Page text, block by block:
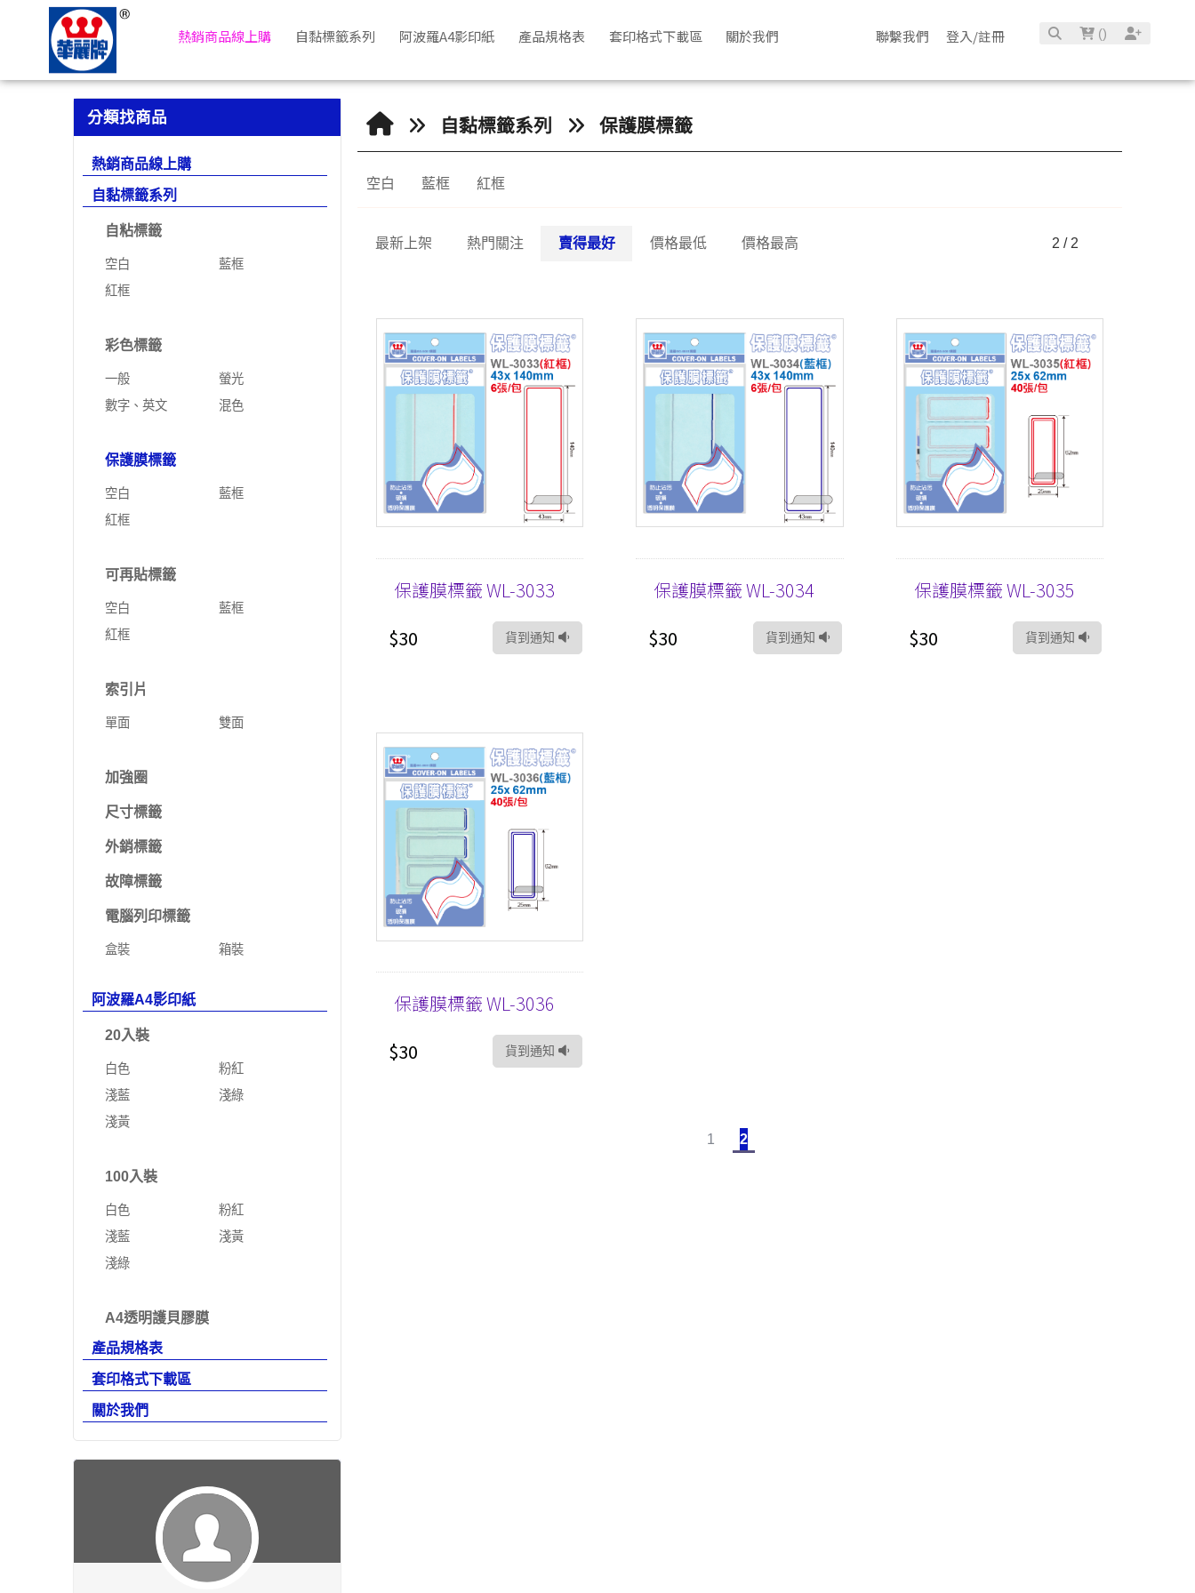
保護膜標籤 | 華麗牌自粘標籤
聯繫我們 登入/註冊 ()
熱銷商品線上購 自黏標籤系列 阿波羅A4影印紙 產品規格表 套印格式下載區 關於我們
分類找商品
熱銷商品線上購
自黏標籤系列
自粘標籤
空白
藍框
紅框
彩色標籤
一般
螢光
數字、英文
混色
保護膜標籤
空白
藍框
紅框
可再貼標籤
空白
藍框
紅框
索引片
單面 雙面
加強圈
尺寸標籤
外銷標籤
故障標籤
電腦列印標籤
盒裝 箱裝
阿波羅A4影印紙
20入裝
白色
粉紅
淺藍
淺綠
淺黃
100入裝
白色
粉紅
淺藍
淺黃
淺綠
A4透明護貝膠膜
產品規格表
套印格式下載區
關於我們
自黏標籤系列 保護膜標籤
空白 藍框 紅框
最新上架 熱門關注 賣得最好 價格最低 價格最高 2 / 2
保護膜標籤 WL-3033
$30
貨到通知
保護膜標籤 WL-3034
$30
貨到通知
保護膜標籤 WL-3035
$30
貨到通知
保護膜標籤 WL-3036
$30
貨到通知
1 2